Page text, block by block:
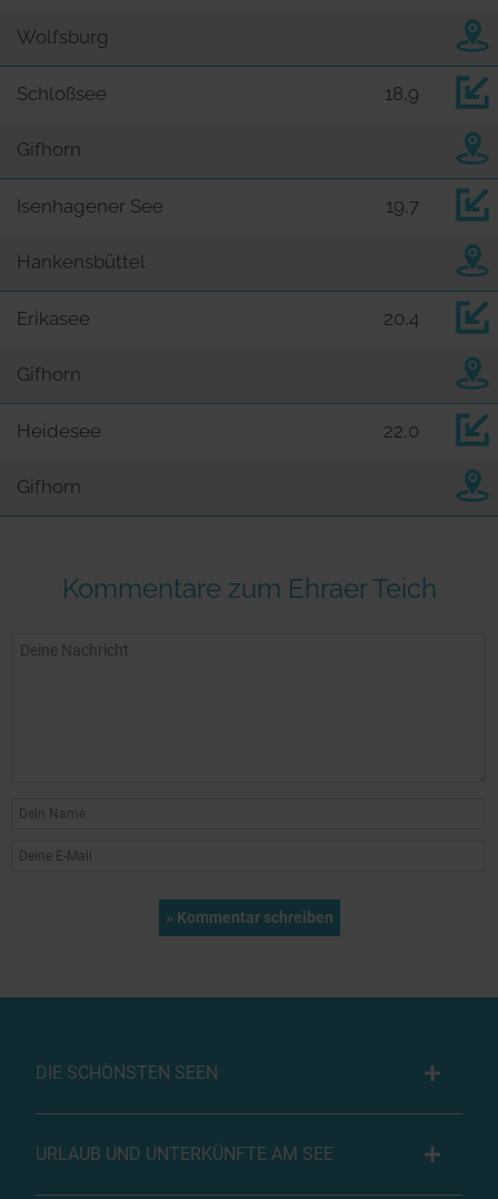
Wolfsburg
Schloßsee 18,9
Gifhorn
Isenhagener See 19,7
Hankensbüttel
Erikasee 20,4
Gifhorn
Heidesee 22,0
Gifhorn
Kommentare zum Ehraer Teich
DIE SCHÖNSTEN SEEN
URLAUB UND UNTERKÜNFTE AM SEE